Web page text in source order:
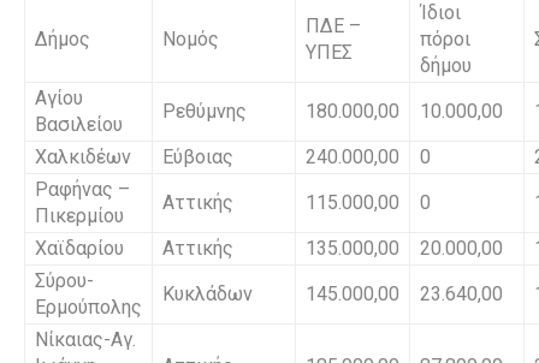
Δήμος Νομός
ΠΔΕ –
ΥΠΕΣ
Ίδιοι
πόροι
δήμου
Αγίου
Βασιλείου
Ρεθύμνης 180.000,00 10.000,00
Χαλκιδέων
Εύβοιας 240.000,00 0
Ραφήνας –
Πικερμίου
Αττικής 115.000,00 0
Χαϊδαρίου
Αττικής 135.000,00 20.000,00
Σύρου-
Ερμούπολης
Κυκλάδων 145.000,00 23.640,00
Νίκαιας-Αγ.